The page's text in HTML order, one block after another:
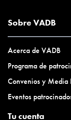
Sobre VADB
Acerca de VADB
Programa de
Convenios y Media
Eventos
Tu cuenta